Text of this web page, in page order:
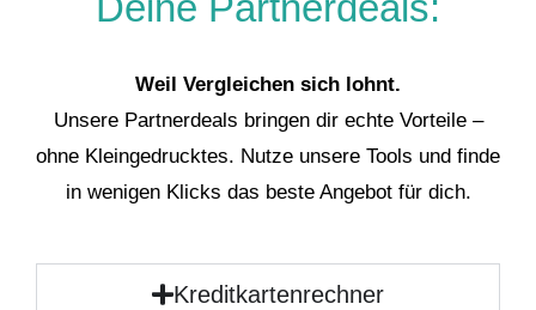
Weil Vergleichen sich lohnt.
Unsere Partnerdeals bringen dir echte Vorteile –
ohne Kleingedrucktes. Nutze unsere Tools und finde
in wenigen Klicks das beste Angebot für dich.
Kreditkartenrechner